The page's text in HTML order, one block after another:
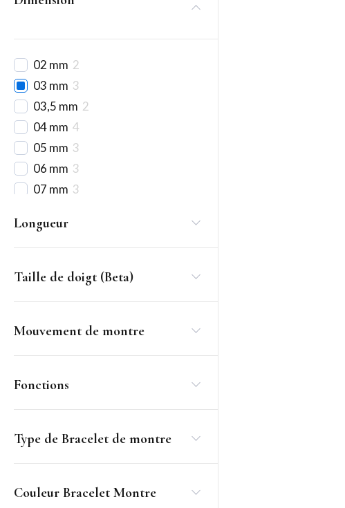
02 mm 2
03 mm 3
03,5 mm 2
04 mm 4
05 mm 3
06 mm 3
07 mm 3
10 mm
11 mm 1
12 mm
5
16 mm 25
17 mm 3
25 mm 5
40 mm 3
Longueur
Taille de doigt (Beta)
Mouvement de montre
Fonctions
Type de Bracelet de montre
Couleur Bracelet Montre